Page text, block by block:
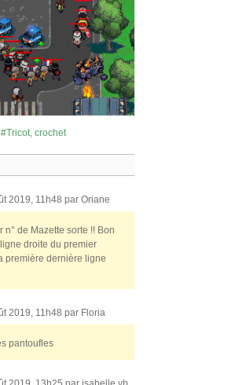
Tricot, crochet
2019, 11h48 par Oriane
de Mazette sorte !! Bon
droite du premier
dernière ligne
2019, 11h48 par Floria
pantoufles